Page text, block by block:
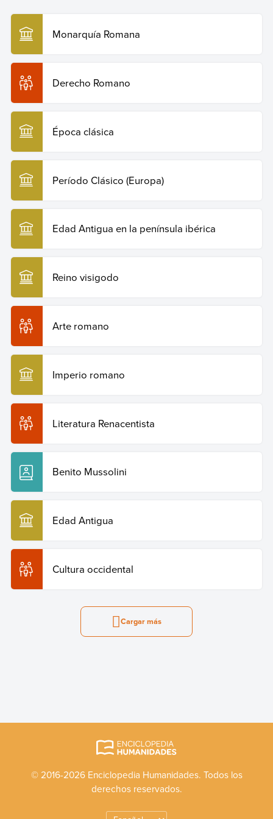
de julio de 2026 de
https://humanidades.com/civilizacion-romana/
Copiar cita
Monarquía Romana
Derecho Romano
Época clásica
Período Clásico (Europa)
Edad Antigua en la península ibérica
Reino visigodo
Arte romano
Imperio romano
Literatura Renacentista
Benito Mussolini
Edad Antigua
Cultura occidental
Cargar más
© 2016-2026 Enciclopedia Humanidades. Todos los
derechos reservados.